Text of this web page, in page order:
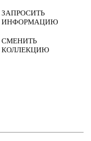
ЗАПРОСИТЬ
ИНФОРМАЦИЮ
СМЕНИТЬ
КОЛЛЕКЦИЮ